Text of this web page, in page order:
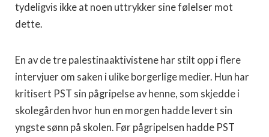
tydeligvis ikke at noen uttrykker sine følelser mot
dette.
En av de tre palestinaaktivistene har stilt opp i flere
intervjuer om saken i ulike borgerlige medier. Hun har
kritisert PST sin pågripelse av henne, som skjedde i
skolegården hvor hun en morgen hadde levert sin
yngste sønn på skolen. Før pågripelsen hadde PST